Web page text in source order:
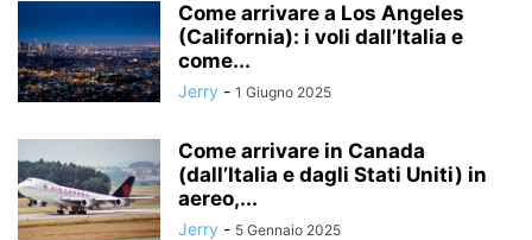
Come arrivare a Los Angeles
(California): i voli dall’Italia e
come...
Jerry - 1 Giugno 2025
Come arrivare in Canada
(dall’Italia e dagli Stati Uniti) in
aereo,...
Jerry - 5 Gennaio 2025